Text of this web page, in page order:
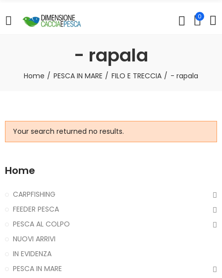
0
- rapala
Home PESCA IN MARE FILO E TRECCIA - rapala
Your search returned no results.
Home
CARPFISHING
FEEDER PESCA
PESCA AL COLPO
NUOVI ARRIVI
IN EVIDENZA
PESCA IN MARE